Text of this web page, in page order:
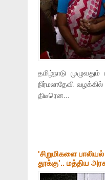
தமிழ்நாடு முழுவதும்
நிர்மலாதேவி
திடீரென...
'சிறுமிகளை
தூக்கு'.. மத்திய அரசு